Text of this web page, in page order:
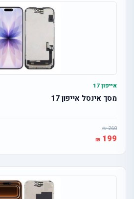
אייפון 17
מסך אינסל אייפון 17
260
199